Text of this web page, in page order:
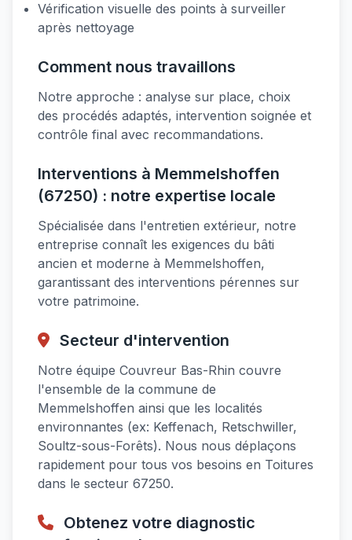
Vérification visuelle des points à surveiller
après nettoyage
Comment nous travaillons
Notre approche : analyse sur place, choix
des procédés adaptés, intervention soignée et
contrôle final avec recommandations.
Interventions à Memmelshoffen
(67250) : notre expertise locale
Spécialisée dans l'entretien extérieur, notre
entreprise connaît les exigences du bâti
ancien et moderne à Memmelshoffen,
garantissant des interventions pérennes sur
votre patrimoine.
Secteur d'intervention
Notre équipe Couvreur Bas-Rhin couvre
l'ensemble de la commune de
Memmelshoffen ainsi que les localités
environnantes (ex: Keffenach, Retschwiller,
Soultz-sous-Forêts). Nous nous déplaçons
rapidement pour tous vos besoins en Toitures
dans le secteur 67250.
Obtenez votre diagnostic